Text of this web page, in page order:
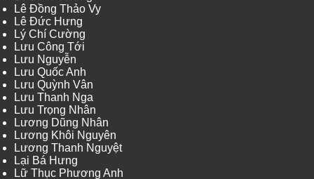
Lê Đồng Thảo Vy
Lê Đức Hưng
Lý Chí Cường
Lưu Công Tới
Lưu Nguyễn
Lưu Quốc Anh
Lưu Quỳnh Vân
Lưu Thanh Nga
Lưu Trọng Nhân
Lương Dũng Nhân
Lương Khôi Nguyên
Lương Thanh Nguyệt
Lại Bá Hưng
Lữ Thục Phương Anh